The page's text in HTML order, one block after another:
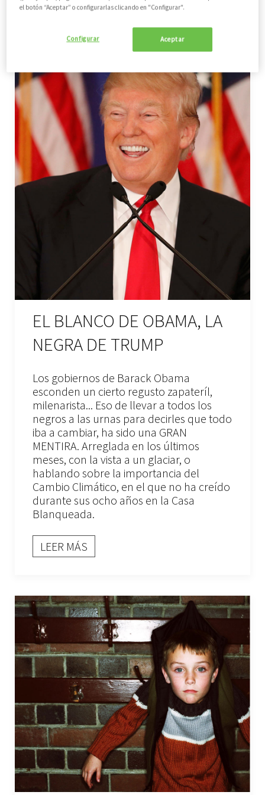
LEER MÁS
EL BLANCO DE OBAMA, LA
NEGRA DE TRUMP
Los gobiernos de Barack Obama
esconden un cierto regusto zapateríl,
milenarista... Eso de llevar a todos los
negros a las urnas para decirles que todo
iba a cambiar, ha sido una GRAN
MENTIRA. Arreglada en los últimos
meses, con la vista a un glaciar, o
hablando sobre la importancia del
Cambio Climático, en el que no ha creído
durante sus ocho años en la Casa
Blanqueada.
LEER MÁS
el botón “Aceptar” o configurarlas clicando en "Configurar".
Aceptar
Configurar